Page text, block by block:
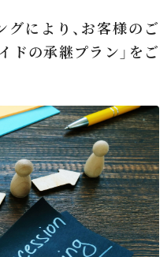
により、お客様のご
ドの承継プラン」をご